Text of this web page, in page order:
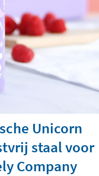
Unicorn
staal voor
Company